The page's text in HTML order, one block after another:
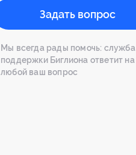
Задать вопрос
Мы всегда рады помочь: служба
поддержки Биглиона ответит на
любой ваш вопрос